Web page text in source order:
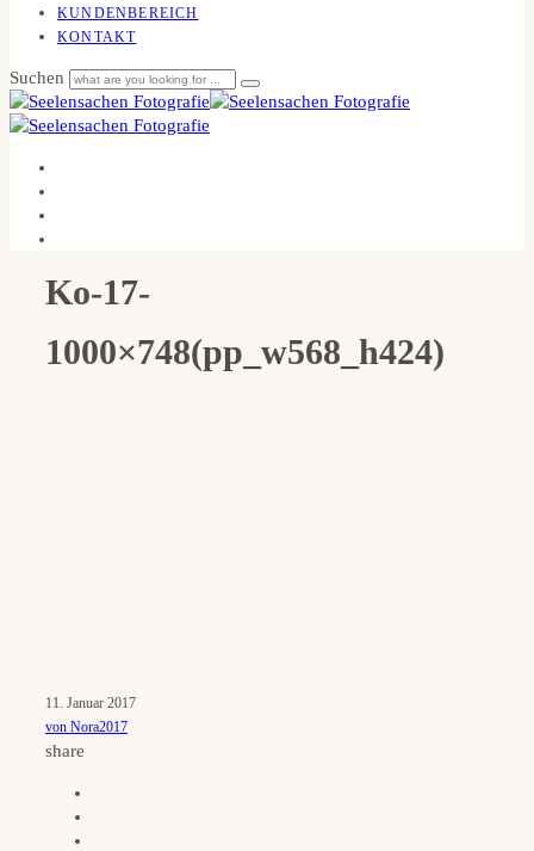
KUNDENBEREICH
KONTAKT
Suchen
Ko-17-
1000×748(pp_w568_h424)
11. Januar 2017
von Nora2017
share